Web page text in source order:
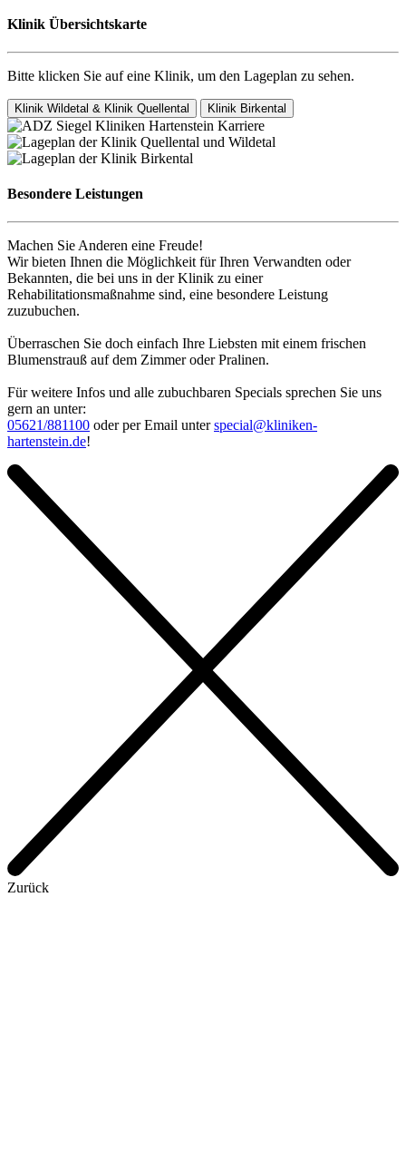
Klinik Übersichtskarte
Bitte klicken Sie auf eine Klinik, um den Lageplan zu sehen.
Klinik Wildetal & Klinik Quellental Klinik Birkental
Besondere Leistungen
Machen Sie Anderen eine Freude!
Wir bieten Ihnen die Möglichkeit für Ihren Verwandten oder
Bekannten, die bei uns in der Klinik zu einer
Rehabilitationsmaßnahme sind, eine besondere Leistung
zuzubuchen.
Überraschen Sie doch einfach Ihre Liebsten mit einem frischen
Blumenstrauß auf dem Zimmer oder Pralinen.
Für weitere Infos und alle zubuchbaren Specials sprechen Sie uns
gern an unter:
05621/881100 oder per Email unterspecial@kliniken-
hartenstein.de!
Zurück